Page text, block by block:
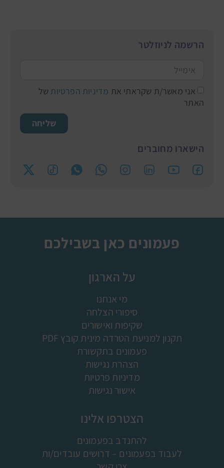
הרשמה לניוזלטר
אני מאשר/ת שקראתי את מדיניות הפרטיות של
האתר
שליחה
הישארו מחוברים
פעמונים כאן בשבילכם
על הארגון
מי אנחנו
סיפורי הצלחה
שקיפות ואישורים
תקנון למניעת הטרדה מינית קובץ PDF
פעמונים בתקשורת
הצהרת נגישות
מדיניות פרטיות
אישור נגישות
הצטרפו אלינו
להתנדב בפעמונים
לעבוד בפעמונים – דרושים עובדים/ות